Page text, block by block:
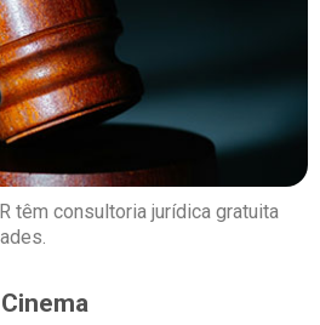
têm consultoria jurídica gratuita